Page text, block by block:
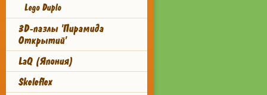
Lego Duplo
3D-пазлы 'Пирамида
Открытий'
LaQ (Япония)
Skeleflex